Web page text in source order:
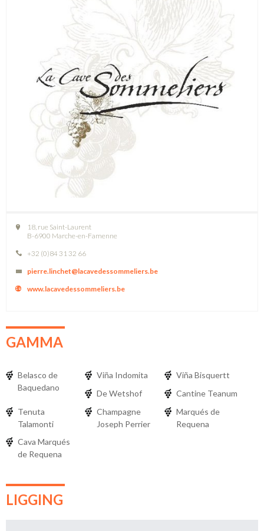
18, rue Saint-Laurent
B-6900 Marche-en-Famenne
+32 (0)84 31 32 66
pierre.linchet@lacavedessommeliers.be
www.lacavedessommeliers.be
GAMMA
Belasco de
Baquedano
Viña Indomita
Viña Bisquertt
De Wetshof
Cantine Teanum
Tenuta
Talamonti
Champagne
Joseph Perrier
Marqués de
Requena
Cava Marqués
de Requena
LIGGING